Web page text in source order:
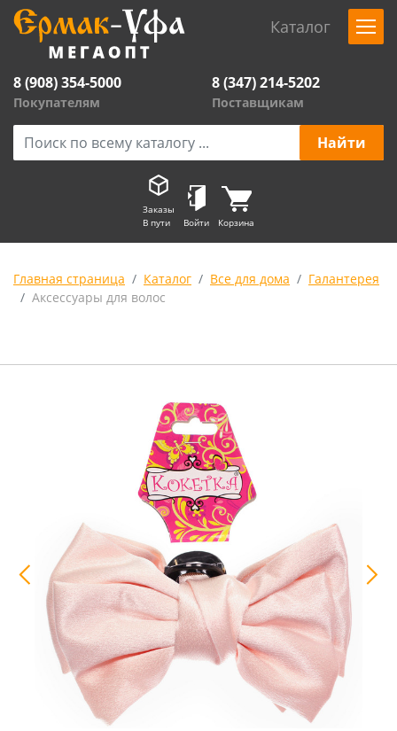
Каталог
8 (908) 354-5000
Покупателям
8 (347) 214-5202
Поставщикам
Заказы
В пути
Войти Корзина
Главная страница Каталог Все для дома
Галантерея
Аксессуары для волос